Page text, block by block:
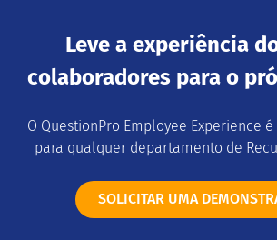
Leve a experiência
colaboradores para o
O QuestionPro Employee Experience
para qualquer departamento de
SOLICITAR UMA